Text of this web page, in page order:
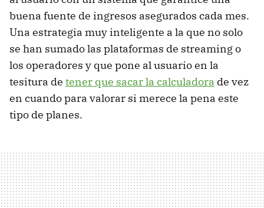
buena fuente de ingresos asegurados cada mes.
Una estrategia muy inteligente a la que no solo
se han sumado las plataformas de streaming o
los operadores y que pone al usuario en la
tesitura de tener que sacar la calculadora de vez
en cuando para valorar si merece la pena este
tipo de planes.